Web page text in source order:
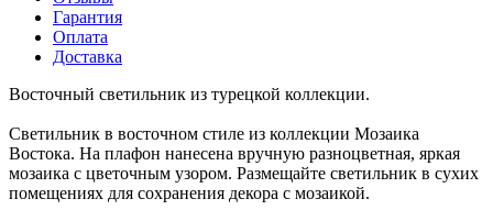
Гарантия
Оплата
Доставка
Восточный светильник из турецкой коллекции.
Светильник в восточном стиле из коллекции Мозаика
Востока. На плафон нанесена вручную разноцветная, яркая
мозаика с цветочным узором. Размещайте светильник в сухих
помещениях для сохранения декора с мозаикой.